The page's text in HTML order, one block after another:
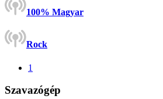
100% Magyar
Rock
1
Szavazógép